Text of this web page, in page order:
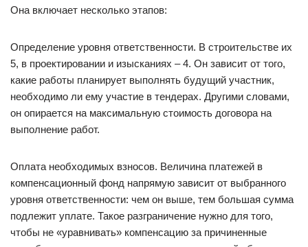
Она включает несколько этапов:
Определение уровня ответственности. В строительстве их
5, в проектировании и изысканиях – 4. Он зависит от того,
какие работы планирует выполнять будущий участник,
необходимо ли ему участие в тендерах. Другими словами,
он опирается на максимальную стоимость договора на
выполнение работ.
Оплата необходимых взносов. Величина платежей в
компенсационный фонд напрямую зависит от выбранного
уровня ответственности: чем он выше, тем большая сумма
подлежит уплате. Такое разграничение нужно для того,
чтобы не «уравнивать» компенсацию за причиненные